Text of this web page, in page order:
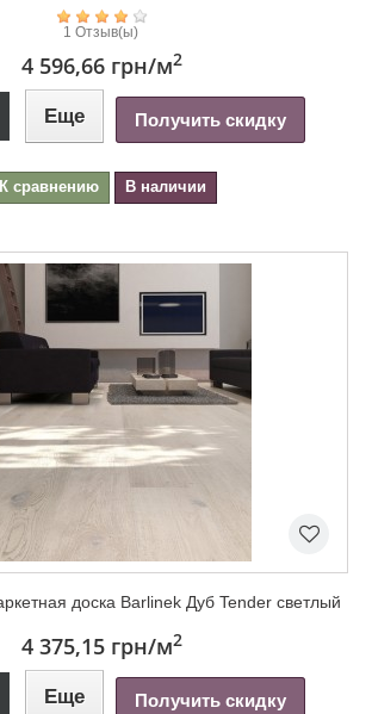
1 Отзыв(ы)
4 596,66 грн/м2
Еще Получить скидку
К сравнению В наличии
доска Barlinek Дуб Tender светлый
4 375,15 грн/м2
Еще Получить скидку